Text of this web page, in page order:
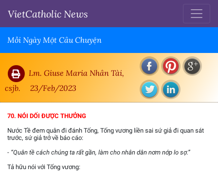
VietCatholic News
Mỗi Ngày Một Câu Chuyện
Lm. Giuse Maria Nhân Tài,
csjb.
23/Feb/2023
70. NÓI DỐI ĐƯỢC THƯỞNG
Nước Tề đem quân đi đánh Tống, Tống vương liền sai sứ giả đi quan sát
trước, sứ giả trở về báo cáo:
- “Quân tề cách chúng ta rất gần, làm cho nhân dân nơm nớp lo sợ.”
Tả hữu nói với Tống vương: